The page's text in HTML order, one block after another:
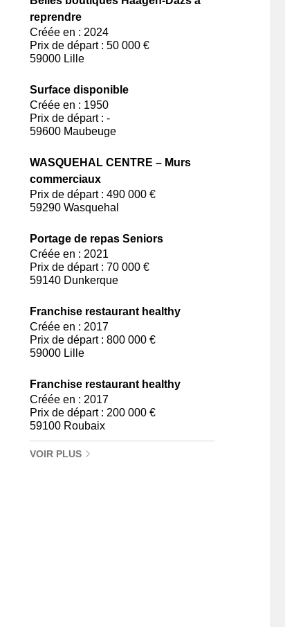
reprendre
Créée en : 2024
Prix de départ : 50 000 €
59000 Lille
Surface disponible
Créée en : 1950
Prix de départ : -
59600 Maubeuge
WASQUEHAL CENTRE – Murs
commerciaux
Prix de départ : 490 000 €
59290 Wasquehal
Portage de repas Seniors
Créée en : 2021
Prix de départ : 70 000 €
59140 Dunkerque
Franchise restaurant healthy
Créée en : 2017
Prix de départ : 800 000 €
59000 Lille
Franchise restaurant healthy
Créée en : 2017
Prix de départ : 200 000 €
59100 Roubaix
VOIR PLUS